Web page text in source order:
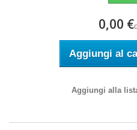
0,00 €
Aggiungi al
Aggiungi alla